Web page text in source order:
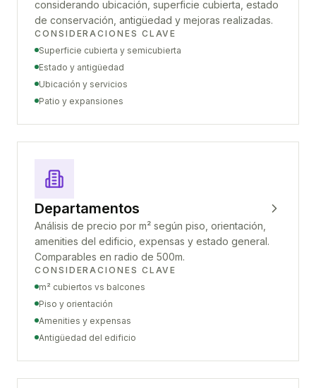
considerando ubicación, superficie cubierta, estado
de conservación, antigüedad y mejoras realizadas.
CONSIDERACIONES CLAVE
Superficie cubierta y semicubierta
Estado y antigüedad
Ubicación y servicios
Patio y expansiones
Departamentos
Análisis de precio por m² según piso, orientación,
amenities del edificio, expensas y estado general.
Comparables en radio de 500m.
CONSIDERACIONES CLAVE
m² cubiertos vs balcones
Piso y orientación
Amenities y expensas
Antigüedad del edificio